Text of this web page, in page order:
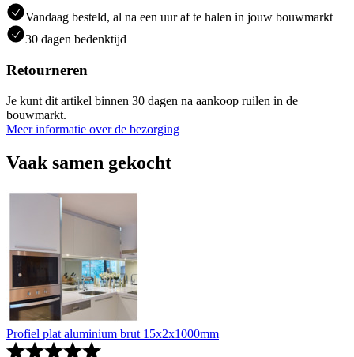
Vandaag besteld, al na een uur af te halen in jouw bouwmarkt
30 dagen bedenktijd
Retourneren
Je kunt dit artikel binnen 30 dagen na aankoop ruilen in de
bouwmarkt.
Meer informatie over de bezorging
Vaak samen gekocht
Profiel plat aluminium brut 15x2x1000mm